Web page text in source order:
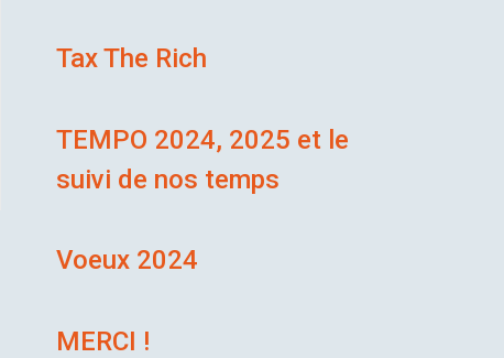
Tax The Rich
TEMPO 2024, 2025 et le
suivi de nos temps
Voeux 2024
MERCI !